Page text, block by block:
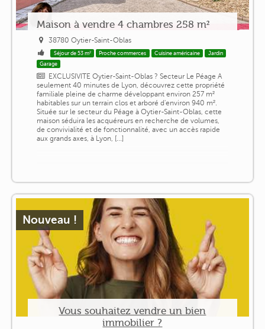
Maison à vendre 4 chambres 258 m²
38780 Oytier-Saint-Oblas
Séjour de 53 m² Proche commerces Cuisine américaine
Jardin
Garage
EXCLUSIVITE Oytier-Saint-Oblas ? Secteur Le Péage A
seulement 40 minutes de Lyon, découvrez cette propriété
familiale pleine de charme développant environ 257 m²
habitables sur un terrain clos et arboré d'environ 940 m².
Située sur le secteur du Péage à Oytier-Saint-Oblas, cette
maison séduira les acquéreurs en recherche de volumes,
de convivialité et de fonctionnalité, avec un accès rapide
aux grands axes, à Lyon, [...]
Nouveau !
Vous souhaitez vendre un bien
immobilier ?